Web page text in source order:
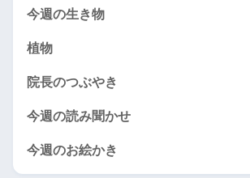
今週の生き物
植物
院長のつぶやき
今週の読み聞かせ
今週のお絵かき